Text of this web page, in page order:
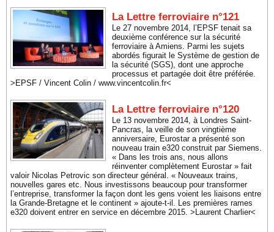
La Lettre ferroviaire n°121
Le 27 novembre 2014, l’EPSF tenait sa
deuxième conférence sur la sécurité
ferroviaire à Amiens. Parmi les sujets
abordés figurait le Système de gestion de
la sécurité (SGS), dont une approche
processus et partagée doit être préférée.
>EPSF / Vincent Colin / www.vincentcolin.fr<
La Lettre ferroviaire n°120
Le 13 novembre 2014, à Londres Saint-
Pancras, la veille de son vingtième
anniversaire, Eurostar a présenté son
nouveau train e320 construit par Siemens.
« Dans les trois ans, nous allons
réinventer complètement Eurostar » fait
valoir Nicolas Petrovic son directeur général. « Nouveaux trains,
nouvelles gares etc. Nous investissons beaucoup pour transformer
l’entreprise, transformer la façon dont les gens voient les liaisons entre
la Grande-Bretagne et le continent » ajoute-t-il. Les premières rames
e320 doivent entrer en service en décembre 2015. >Laurent Charlier<